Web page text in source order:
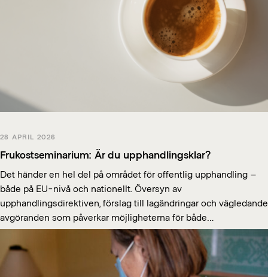
28 APRIL 2026
Frukostseminarium: Är du upphandlingsklar?
Det händer en hel del på området för offentlig upphandling –
både på EU-nivå och nationellt. Översyn av
upphandlingsdirektiven, förslag till lagändringar och vägledande
avgöranden som påverkar möjligheterna för både…